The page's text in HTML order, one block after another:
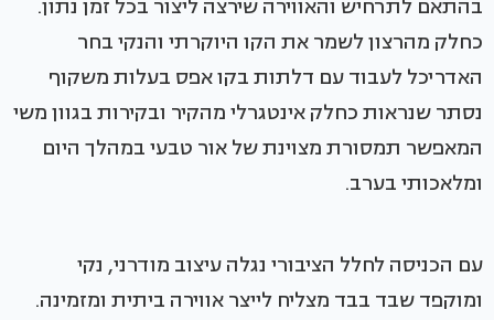
בהתאם לתרחיש והאווירה שירצה ליצור בכל זמן נתון.
כחלק מהרצון לשמר את הקו היוקרתי והנקי בחר
האדריכל לעבוד עם דלתות בקו אפס בעלות משקוף
נסתר שנראות כחלק אינטגרלי מהקיר ובקירות בגוון משי
המאפשר תמסורת מצוינת של אור טבעי במהלך היום
ומלאכותי בערב.
עם הכניסה לחלל הציבורי נגלה עיצוב מודרני, נקי
ומוקפד שבד בבד מצליח לייצר אווירה ביתית ומזמינה.